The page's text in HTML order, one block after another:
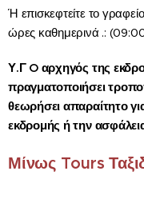
Ή επισκεφτείτε το
ώρες καθημερινά .:
Υ.Γ O αρχηγός της
πραγματοποιήσει
θεωρήσει απαραίτητο
εκδρομής ή την
Μίνως Tours